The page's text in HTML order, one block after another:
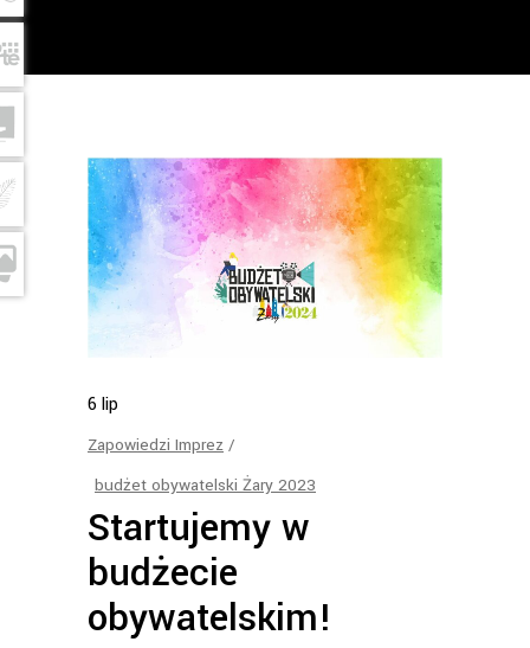
6 lip
Zapowiedzi Imprez
budżet obywatelski Żary 2023
Startujemy w
budżecie
obywatelskim!